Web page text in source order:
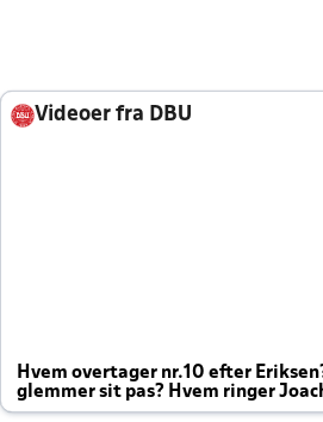
Videoer fra DBU
Hvem overtager nr.10 efter
glemmer sit pas? Hvem ringer
altid til efter kampe?